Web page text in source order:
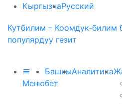
КыргызчаРусский
Кутбилим – Коомдук-билим
популярдуу гезит
Меню
Башкы
бет
Аналитика